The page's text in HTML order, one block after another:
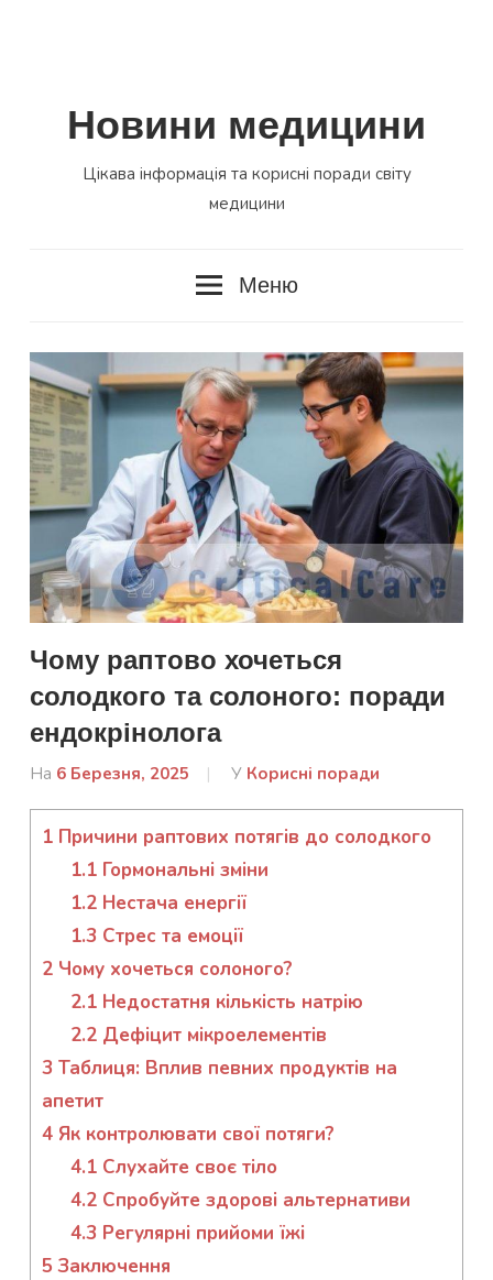
Новини медицини
Цікава інформація та корисні поради світу
медицини
Меню
Чому раптово хочеться
солодкого та солоного: поради
ендокрінолога
На 6 Березня, 2025
Від
У Корисні поради
1 Причини раптових потягів до солодкого
1.1Гормональні зміни
1.2Нестача енергії
1.3 Стрес та емоції
2 Чому хочеться солоного?
2.1Недостатня кількість натрію
2.2Дефіцит мікроелементів
3 Таблиця: Вплив певних продуктів на
апетит
4 Як контролювати свої потяги?
4.1Слухайте своє тіло
4.2Спробуйте здорові альтернативи
4.3 Регулярні прийоми їжі
5 Заключення